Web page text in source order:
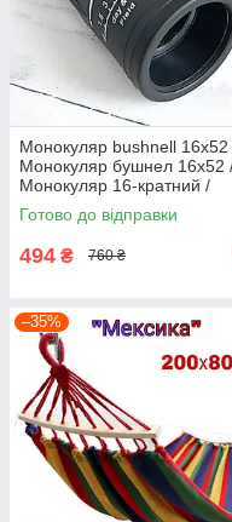
Монокуляр bushnell 16x52
Монокуляр бушнел 16х52
Монокуляр 16-кратний /
Бінокль 16x52 / Біноколь
Готово до відправки
494 ₴ 760 ₴
–35%